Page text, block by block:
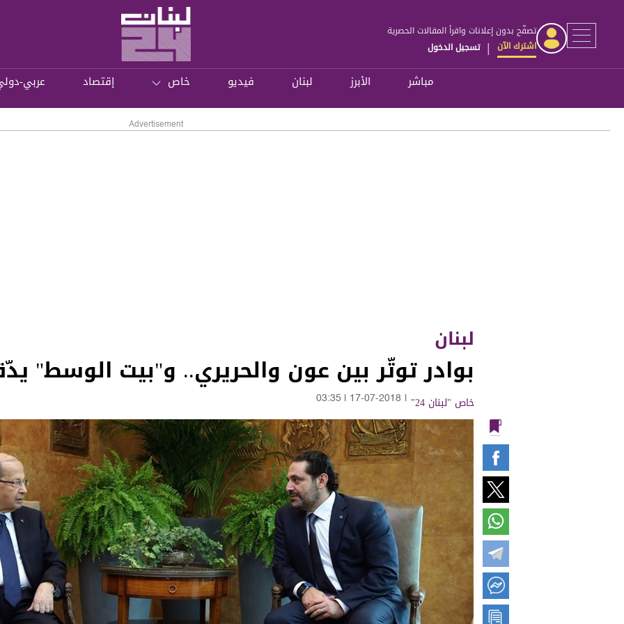
تصفّح بدون إعلانات واقرأ المقالات الحصرية
اشترك الآن | تسجيل الدخول
مباشر الأبرز لبنان فيديو خاص إقتصاد عربي-
Advertisement
لبنان
بوادر توتّر بين عون والحريري.. و"بيت الوسط"
خاص "لبنان 24" 17-07-2018
03:35